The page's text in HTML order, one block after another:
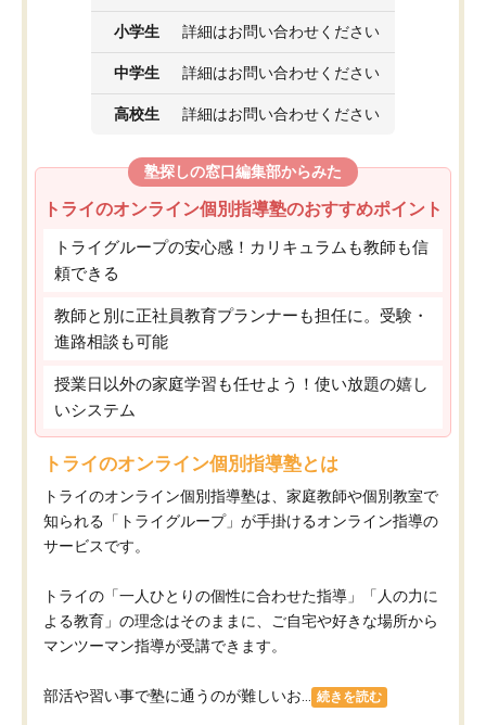
小学生 詳細はお問い合わせください
中学生 詳細はお問い合わせください
高校生 詳細はお問い合わせください
塾探しの窓口編集部からみた
トライのオンライン個別指導塾のおすすめポイント
トライグループの安心感！カリキュラムも教師も信
頼できる
教師と別に正社員教育プランナーも担任に。受験・
進路相談も可能
授業日以外の家庭学習も任せよう！使い放題の嬉し
いシステム
トライのオンライン個別指導塾とは
トライのオンライン個別指導塾は、家庭教師や個別教室で
知られる「トライグループ」が手掛けるオンライン指導の
サービスです。
トライの「一人ひとりの個性に合わせた指導」「人の力に
よる教育」の理念はそのままに、ご自宅や好きな場所から
マンツーマン指導が受講できます。
部活や習い事で塾に通うのが難しいお... 続きを読む